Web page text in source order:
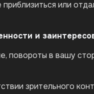
или
и
повороты в вашу
зрительного